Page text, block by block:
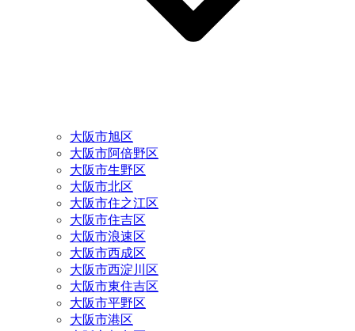
大阪市旭区
大阪市阿倍野区
大阪市生野区
大阪市北区
大阪市住之江区
大阪市住吉区
大阪市浪速区
大阪市西成区
大阪市西淀川区
大阪市東住吉区
大阪市平野区
大阪市港区